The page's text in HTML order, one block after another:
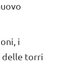
i
delle torri